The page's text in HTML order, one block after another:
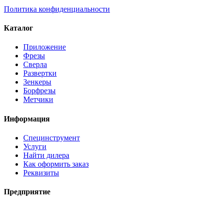
Политика конфиденциальности
Каталог
Приложение
Фрезы
Сверла
Развертки
Зенкеры
Борфрезы
Метчики
Информация
Специнструмент
Услуги
Найти дилера
Как оформить заказ
Реквизиты
Предприятие